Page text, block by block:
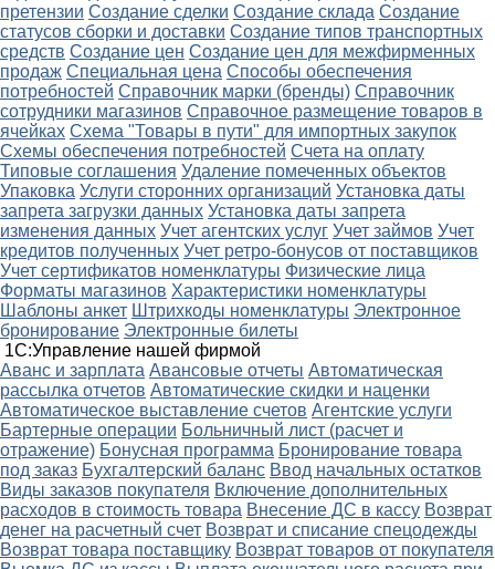
претензии Создание сделки Создание склада Создание
статусов сборки и доставки Создание типов транспортных
средств Создание цен Создание цен для межфирменных
продаж Специальная цена Способы обеспечения
потребностей Справочник марки (бренды) Справочник
сотрудники магазинов Справочное размещение товаров в
ячейках Схема "Товары в пути" для импортных закупок
Схемы обеспечения потребностей Счета на оплату
Типовые соглашения Удаление помеченных объектов
Упаковка Услуги сторонних организаций Установка даты
запрета загрузки данных Установка даты запрета
изменения данных Учет агентских услуг Учет займов Учет
кредитов полученных Учет ретро-бонусов от поставщиков
Учет сертификатов номенклатуры Физические лица
Форматы магазинов Характеристики номенклатуры
Шаблоны анкет Штрихкоды номенклатуры Электронное
бронирование Электронные билеты
1С:Управление нашей фирмой
Аванс и зарплата Авансовые отчеты Автоматическая
рассылка отчетов Автоматические скидки и наценки
Автоматическое выставление счетов Агентские услуги
Бартерные операции Больничный лист (расчет и
отражение) Бонусная программа Бронирование товара
под заказ Бухгалтерский баланс Ввод начальных остатков
Виды заказов покупателя Включение дополнительных
расходов в стоимость товара Внесение ДС в кассу Возврат
денег на расчетный счет Возврат и списание спецодежды
Возврат товара поставщику Возврат товаров от покупателя